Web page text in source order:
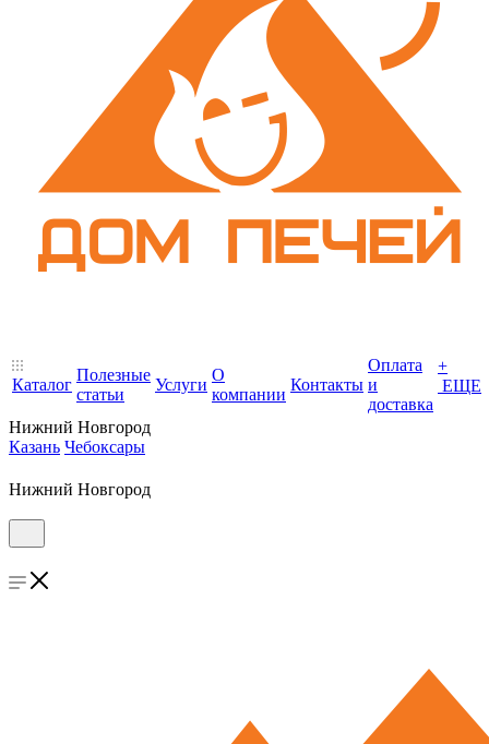
Каталог
Полезные
статьи
Услуги
О
компании
Контакты
Оплата
и
доставка
+
ЕЩЕ
Нижний Новгород
Казань Чебоксары
Нижний Новгород